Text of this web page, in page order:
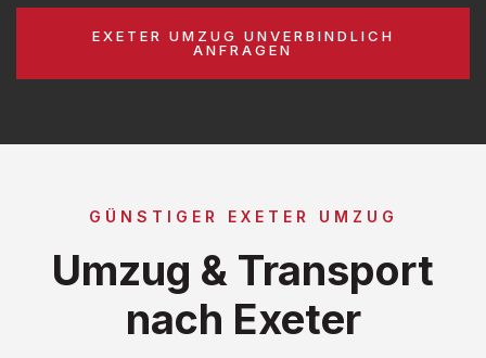
EXETER UMZUG UNVERBINDLICH
ANFRAGEN
GÜNSTIGER EXETER UMZUG
Umzug & Transport
nach Exeter